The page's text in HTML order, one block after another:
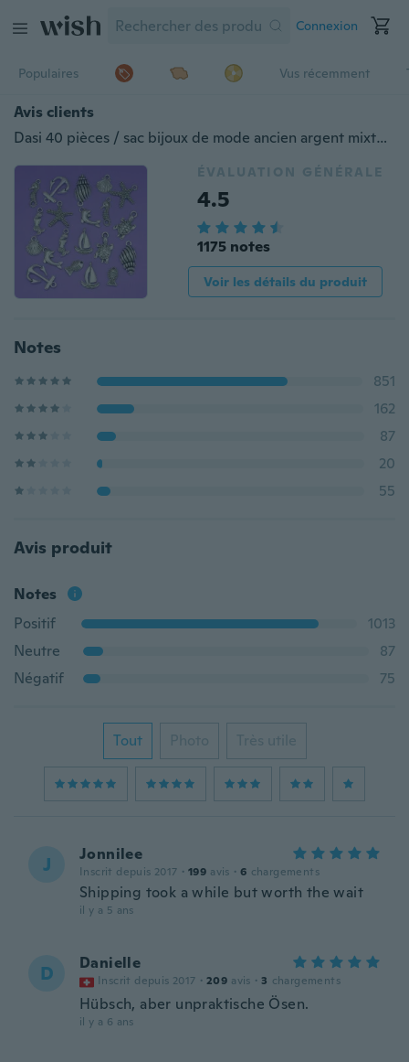
Connexion
Populaires Vus récemment
Avis clients
Dasi 40 pièces / sac bijoux de mode ancien argent mixte mer hippocampe coquille poisson bricolage pendentifs pour Bracelet collier
ÉVALUATION GÉNÉRALE
4.5
1175 notes
Voir les détails du produit
Notes
851
162
87
20
55
Avis produit
Notes
Positif
1013
Neutre
87
Négatif
75
Tout Photo Très utile
J Jonnilee
Inscrit depuis 2017 · 199 avis · 6 chargements
Shipping took a while but worth the wait
il y a 5 ans
D Danielle
Inscrit depuis 2017 · 209 avis · 3 chargements
Hübsch, aber unpraktische Ösen.
il y a 6 ans